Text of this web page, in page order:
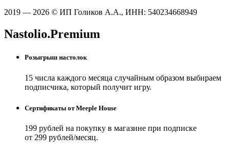
2019 — 2026 © ИП Голиков А.А., ИНН: 540234668949
Nastolio.Premium
Розыгрыш настолок
15 числа каждого месяца случайным образом выбираем
подписчика, который получит игру.
Сертификаты от Meeple House
199 рублей на покупку в магазине при подписке
от 299 рублей/месяц.